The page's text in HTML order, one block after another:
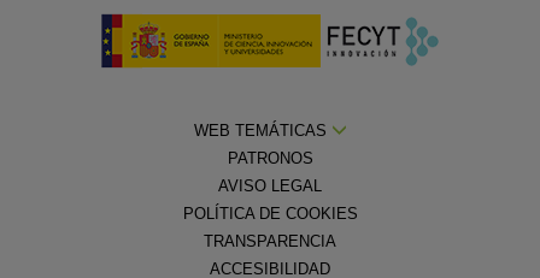
WEB TEMÁTICAS
PATRONOS
AVISO LEGAL
POLÍTICA DE COOKIES
TRANSPARENCIA
ACCESIBILIDAD